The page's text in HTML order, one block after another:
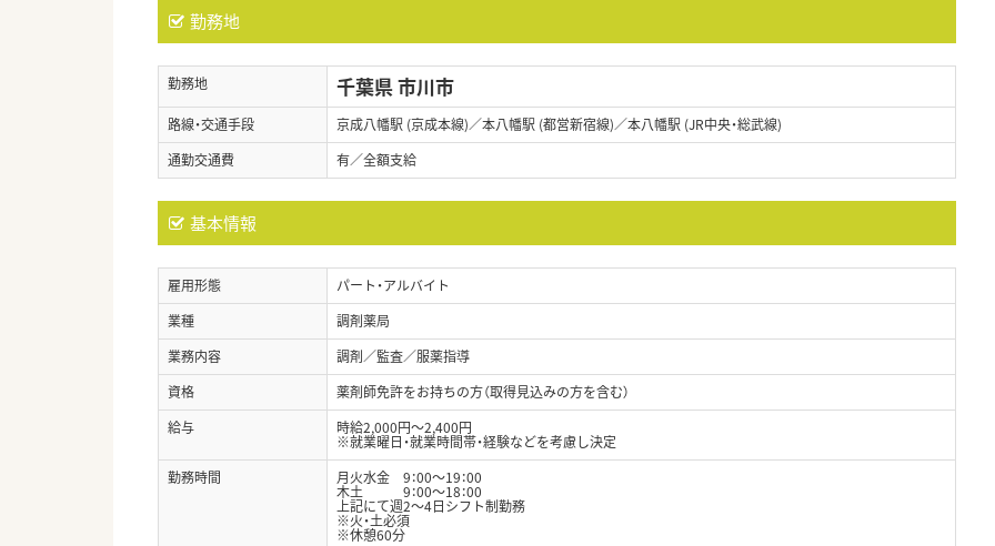
勤務地
勤務地 千葉県 市川市
路線・交通手段
京成八幡駅 (京成本線)／本八幡駅 (都営新宿線)／本八幡駅 (JR中央・総武線)
通勤交通費
有／全額支給
基本情報
雇用形態
パート・アルバイト
業種
調剤薬局
業務内容
調剤／監査／服薬指導
資格
薬剤師免許をお持ちの方（取得見込みの方を含む）
給与
時給2,000円～2,400円
※就業曜日・就業時間帯・経験などを考慮し決定
勤務時間
月火水金 9：00～19：00
木土 9：00～18：00
上記にて週2～4日シフト制勤務
※火・土必須
※休憩60分